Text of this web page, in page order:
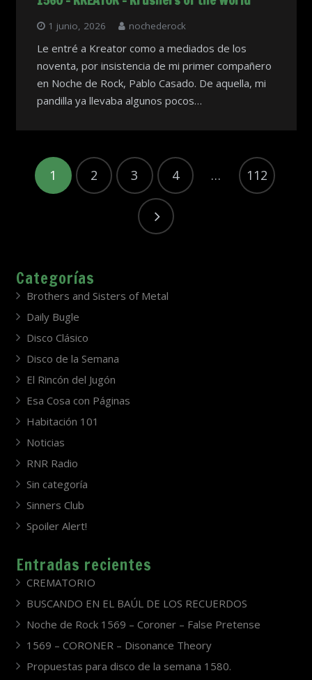
1 junio, 2026 nochederock
Le entré a Kreator como a mediados de los
noventa, por insistencia de mi primer compañero
en Noche de Rock, Pablo Casado. De aquella, mi
pandilla ya llevaba algunos pocos…
1 2 3 4 … 112
Categorías
Brothers and Sisters of Metal
Daily Bugle
Disco Clásico
Disco de la Semana
El Rincón del Jugón
Esa Cosa con Páginas
Habitación 101
Noticias
RNR Radio
Sin categoría
Sinners Club
Spoiler Alert!
Entradas recientes
CREMATORIO
BUSCANDO EN EL BAÚL DE LOS RECUERDOS
Noche de Rock 1569 – Coroner – False Pretense
1569 – CORONER – Disonance Theory
Propuestas para disco de la semana 1580.